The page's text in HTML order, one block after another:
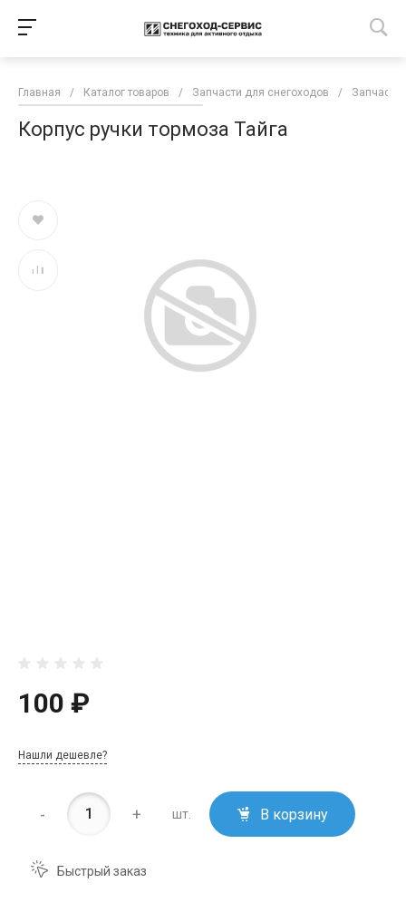
Главная / Каталог товаров / Запчасти для снегоходов / Запчасти
Корпус ручки тормоза Тайга
100 ₽
Нашли дешевле?
- + шт. В корзину
Быстрый заказ